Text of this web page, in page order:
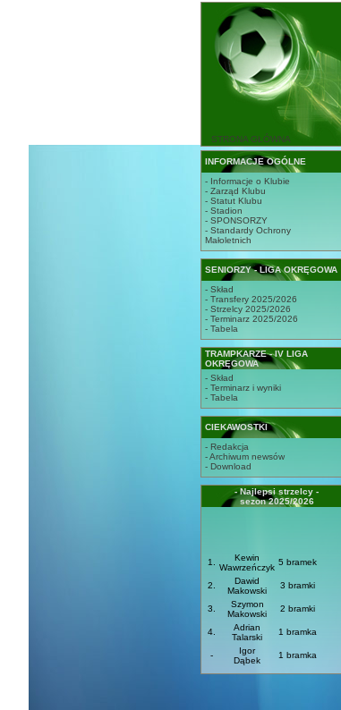
STRONA GŁÓWNA
INFORMACJE OGÓLNE
- Informacje o Klubie
- Zarząd Klubu
- Statut Klubu
- Stadion
- SPONSORZY
- Standardy Ochrony
Małoletnich
SENIORZY - LIGA OKRĘGOWA
- Skład
- Transfery 2025/2026
- Strzelcy 2025/2026
- Terminarz 2025/2026
- Tabela
TRAMPKARZE - IV LIGA
OKRĘGOWA
- Skład
- Terminarz i wyniki
- Tabela
CIEKAWOSTKI
- Redakcja
- Archiwum newsów
- Download
- Najlepsi strzelcy -
sezon 2025/2026
1.
Kewin
Wawrzeńczyk
5 bramek
2.
Dawid
Makowski
3 bramki
3.
Szymon
Makowski
2 bramki
4.
Adrian
Talarski
1 bramka
-
Igor
Dąbek
1 bramka